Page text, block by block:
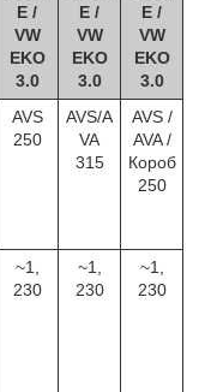
E /
VW
EKO
3.0
E /
VW
EKO
3.0
E /
VW
EKO
3.0
AVS
250
AVS/A
VA
315
AVS /
AVA /
Короб
250
~1,
230
~1,
230
~1,
230